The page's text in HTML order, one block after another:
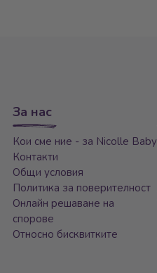
За нас
Кои сме ние - за Nicolle Baby
Контакти
Общи условия
Политика за поверителност
Онлайн решаване на
спорове
Относно бисквитките